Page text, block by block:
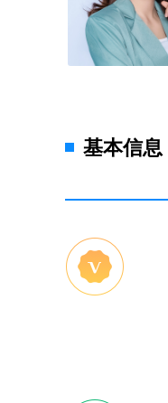
基本信息